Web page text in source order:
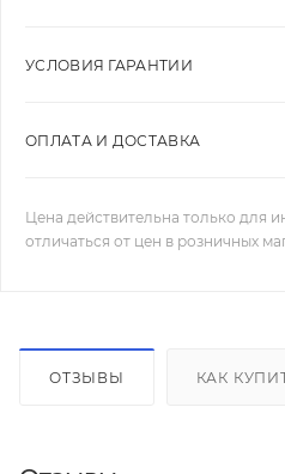
УСЛОВИЯ ГАРАНТИИ
ОПЛАТА И ДОСТАВКА
Цена действительна только для
отличаться от цен в розничных
ОТЗЫВЫ КАК